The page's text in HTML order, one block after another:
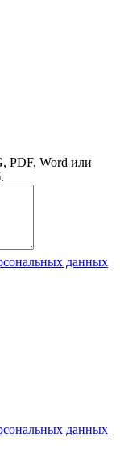
PDF, Word или
данных
данных